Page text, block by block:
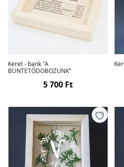
Keret - bank "A
BÜNTETŐDOBOZUNK"
5 700 Ft